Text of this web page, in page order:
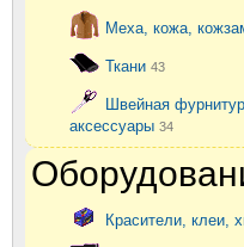
Меха, кожа,
Ткани 43
Швейная
аксессуары 34
Красители, клеи,